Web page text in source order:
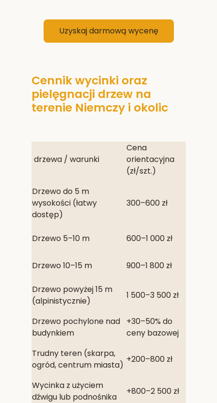
Uzyskaj darmową wycenę
Cennik wycinki oraz
pielęgnacji drzew na
terenie Niemczy i okolic
drzewa / warunki
Cena
orientacyjna
(zł/szt.)
Drzewo do 5 m
wysokości (łatwy
dostęp)
300–600 zł
Drzewo 5–10 m 600–1 000 zł
Drzewo 10–15 m 900–1 800 zł
Drzewo powyżej 15 m
(alpinistycznie)
1 500–3 500 zł
Drzewo pochylone nad
budynkiem
+30–50% do
ceny bazowej
Trudny teren (skarpa,
ogród, centrum miasta)
+200–800 zł
Wycinka z użyciem
dźwigu lub podnośnika
+800–2 500 zł